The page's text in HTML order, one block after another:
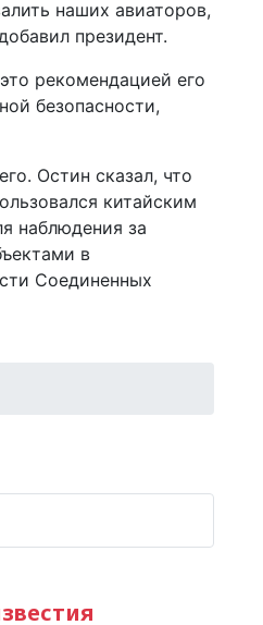
наших авиаторов,
президент.
рекомендацией его
безопасности,
Остин сказал, что
китайским
наблюдения за
в
Соединенных